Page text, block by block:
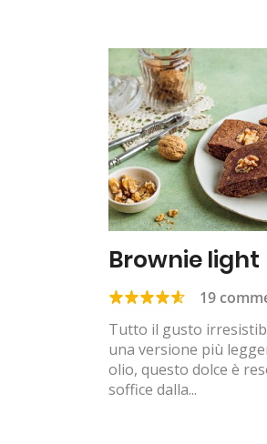
Brownie light
19
Tutto il gusto
una versione più
olio, questo dolce è
soffice dalla...